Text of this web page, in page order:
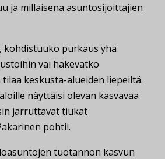
ja millaisena asuntosijoittajien
kohdistuuko purkaus yhä
vai hakevatko
keskusta-alueiden liepeiltä.
näyttäisi olevan kasvavaa
jarruttavat tiukat
pohtii.
tuotannon kasvun